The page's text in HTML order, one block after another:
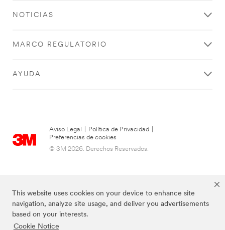
This website uses cookies on your device to enhance site
navigation, analyze site usage, and deliver you advertisements
based on your interests.
Cookie Notice
NOTICIAS
MARCO REGULATORIO
AYUDA
Aviso Legal Política de Privacidad
Preferencias de cookies
© 3M 2026. Derechos Reservados.